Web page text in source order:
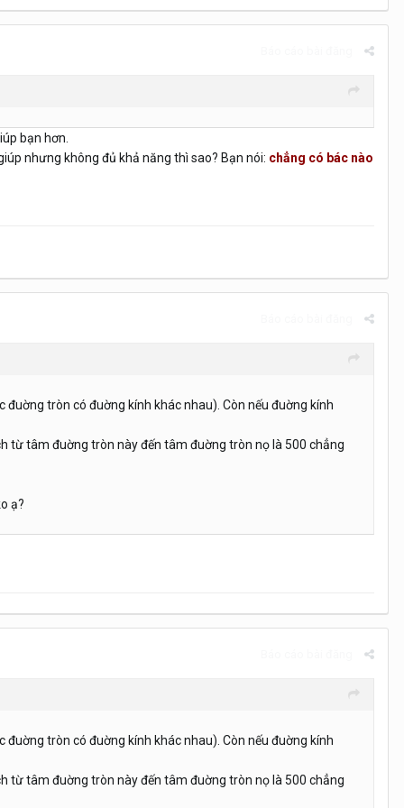
bạn hơn.
nhưng không đủ khả năng thì sao? Bạn nói: chẳng có bác nào
tròn có đuờng kính khác nhau). Còn nếu đuờng kính
từ tâm đuờng tròn này đến tâm đuờng tròn nọ là 500 chẳng
ạ?
tròn có đuờng kính khác nhau). Còn nếu đuờng kính
từ tâm đuờng tròn này đến tâm đuờng tròn nọ là 500 chẳng